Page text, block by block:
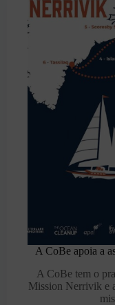
A CoBe apoia a
A CoBe tem o
Mission Nerrivik e